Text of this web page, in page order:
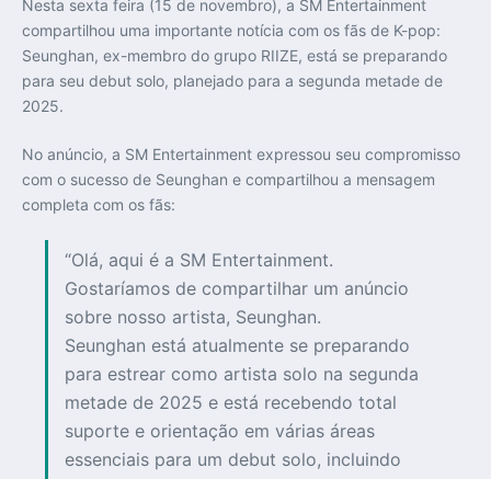
Nesta sexta feira (15 de novembro), a SM Entertainment
compartilhou uma importante notícia com os fãs de K-pop:
Seunghan, ex-membro do grupo RIIZE, está se preparando
para seu debut solo, planejado para a segunda metade de
2025.
No anúncio, a SM Entertainment expressou seu compromisso
com o sucesso de Seunghan e compartilhou a mensagem
completa com os fãs:
“Olá, aqui é a SM Entertainment.
Gostaríamos de compartilhar um anúncio
sobre nosso artista, Seunghan.
Seunghan está atualmente se preparando
para estrear como artista solo na segunda
metade de 2025 e está recebendo total
suporte e orientação em várias áreas
essenciais para um debut solo, incluindo